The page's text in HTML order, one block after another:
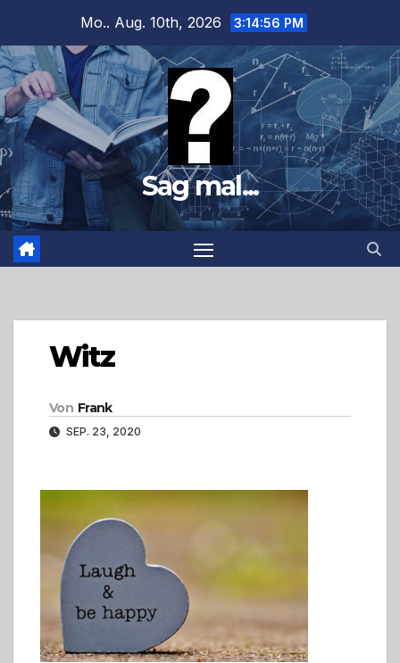
springen
Mo.. Aug. 10th, 2026 3:14:57 PM
Sag mal...
Witz
Von Frank
SEP. 23, 2020